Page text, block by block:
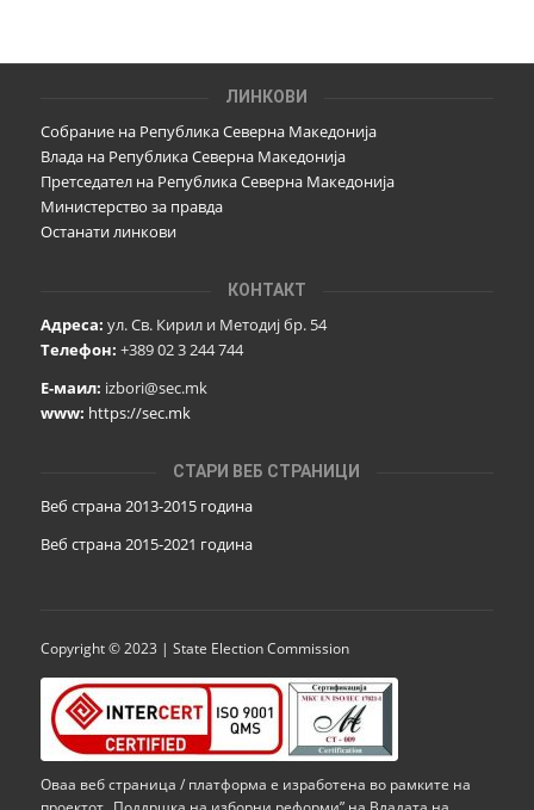
ЛИНКОВИ
Собрание на Република Северна Македонија
Влада на Република Северна Македонија
Претседател на Република Северна Македонија
Министерство за правда
Останати линкови
КОНТАКТ
Адреса: ул. Св. Кирил и Методиј бр. 54
Телефон: +389 02 3 244 744
Е-маил: izbori@sec.mk
www: https://sec.mk
СТАРИ ВЕБ СТРАНИЦИ
Веб страна 2013-2015 година
Веб страна 2015-2021 година
Copyright © 2023 | State Election Commission
Оваа веб страница / платформа е изработена во рамките на